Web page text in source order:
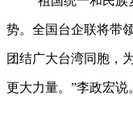
势。全国台企联将带
团结广大台湾同胞，
更大力量。”李政宏说